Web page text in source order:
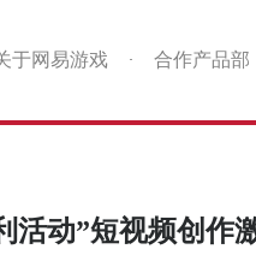
于网易游戏 · 合作产品部
活动”短视频创作